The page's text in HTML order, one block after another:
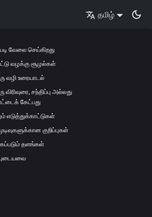
தமிழ்
வேலை செய்கிறது
வழக்கு சூழல்கள்
வழி உரையாடல்
விரிவுரை, சந்திப்பு அல்லது
கேட்பது
எடுத்துக்காட்டுகள்
குறிப்புகள்
தளங்கள்